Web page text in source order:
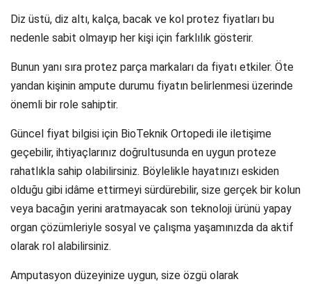
Diz üstü, diz altı, kalça, bacak ve kol protez fiyatları bu
nedenle sabit olmayıp her kişi için farklılık gösterir.
Bunun yanı sıra protez parça markaları da fiyatı etkiler. Öte
yandan kişinin ampute durumu fiyatın belirlenmesi üzerinde
önemli bir role sahiptir.
Güncel fiyat bilgisi için BioTeknik Ortopedi ile iletişime
geçebilir, ihtiyaçlarınız doğrultusunda en uygun proteze
rahatlıkla sahip olabilirsiniz. Böylelikle hayatınızı eskiden
olduğu gibi idâme ettirmeyi sürdürebilir, size gerçek bir kolun
veya bacağın yerini aratmayacak son teknoloji ürünü yapay
organ çözümleriyle sosyal ve çalışma yaşamınızda da aktif
olarak rol alabilirsiniz.
Amputasyon düzeyinize uygun, size özgü olarak